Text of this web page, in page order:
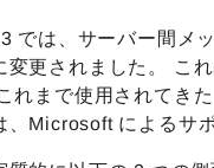
では、サーバー間メ
変更されました。 こ
れまで使用されてき
、Microsoft によるサ